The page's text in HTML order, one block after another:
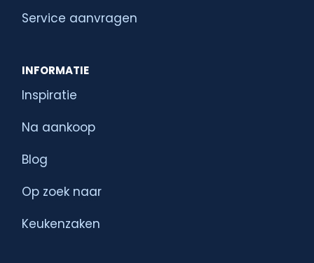
Service aanvragen
INFORMATIE
Inspiratie
Na aankoop
Blog
Op zoek naar
Keukenzaken